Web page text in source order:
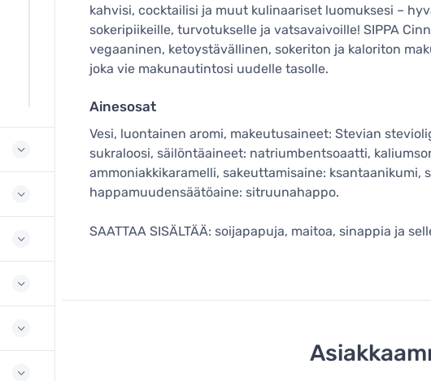
kahvisi, cocktailisi ja muut kulinaariset luomuksesi –
sokeripiikeille, turvotukselle ja vatsavaivoille! SIPPA
vegaaninen, ketoystävällinen, sokeriton ja kaloriton
joka vie makunautintosi uudelle tasolle.
Ainesosat
Vesi, luontainen aromi, makeutusaineet: Stevian
sukraloosi, säilöntäaineet: natriumbentsoaatti,
ammoniakkikaramelli, sakeuttamisaine: ksantaanikumi,
happamuudensäätöaine: sitruunahappo.
SAATTAA SISÄLTÄÄ: soijapapuja, maitoa, sinappia ja